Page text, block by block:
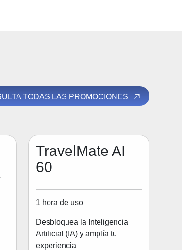
TODAS LAS PROMOCIONES
TravelMate AI
60
1 hora de uso
Desbloquea la Inteligencia
Artificial (IA) y amplía tu
experiencia